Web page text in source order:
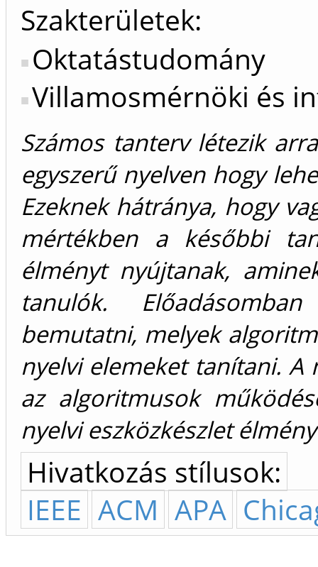
Szakterületek:
Oktatástudomány
Villamosmérnöki és
Számos tanterv létezik
egyszerű nyelven hogy
Ezeknek hátránya, hogy
mértékben a későbbi
élményt nyújtanak,
tanulók.
bemutatni, melyek
nyelvi elemeket tanítani. A
az algoritmusok
nyelvi eszközkészlet
Hivatkozás stílusok:
IEEE ACM APA